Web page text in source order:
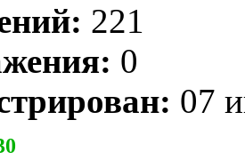
221
0
07